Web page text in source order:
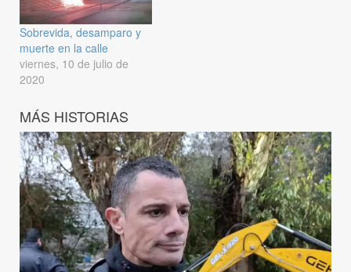
Sobrevida, desamparo y
muerte en la calle
viernes, 10 de julio de
2020
MÁS HISTORIAS